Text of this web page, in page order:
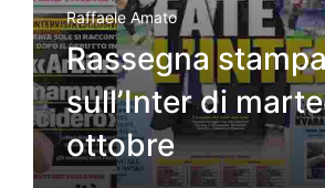
Raffaele Amato
Rassegna
sull’Inter di
ottobre